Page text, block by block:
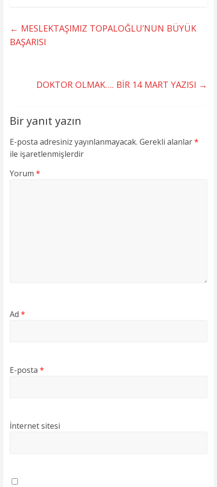
← MESLEKTAŞIMIZ TOPALOĞLU’NUN BÜYÜK
BAŞARISI
DOKTOR OLMAK…. BİR 14 MART YAZISI →
Bir yanıt yazın
E-posta adresiniz yayınlanmayacak. Gerekli alanlar*
ile işaretlenmişlerdir
Yorum *
Ad *
E-posta *
İnternet sitesi